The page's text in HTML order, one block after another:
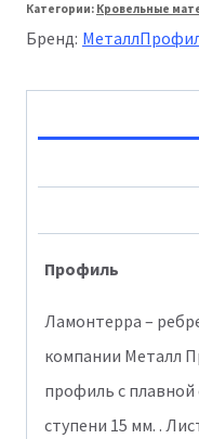
Ламонтерра
VALORI
Brown
Категории: Кровельные
Бренд:
Профиль
Ламонтерра –
компании Металл
профиль с
ступени 15 мм. .